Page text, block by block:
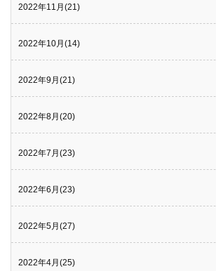
2022年11月(21)
2022年10月(14)
2022年9月(21)
2022年8月(20)
2022年7月(23)
2022年6月(23)
2022年5月(27)
2022年4月(25)